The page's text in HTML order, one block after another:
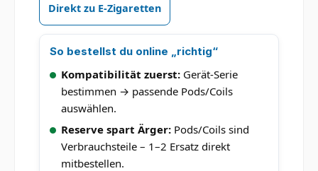
Direkt zu E-Zigaretten
So bestellst du online „richtig“
Kompatibilität zuerst: Gerät-Serie
bestimmen → passende Pods/Coils
auswählen.
Reserve spart Ärger: Pods/Coils sind
Verbrauchsteile – 1–2 Ersatz direkt
mitbestellen.